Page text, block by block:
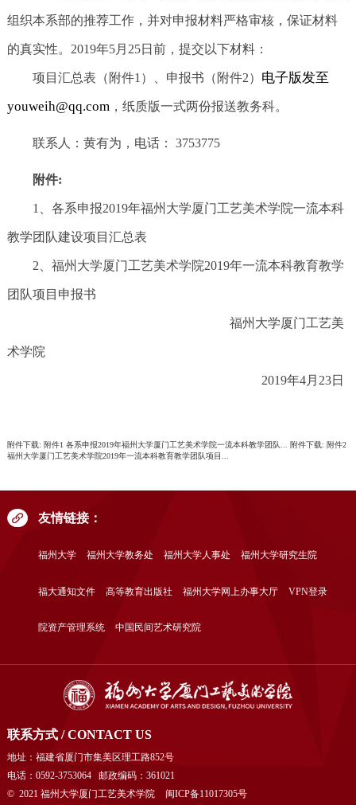
组织本系部的推荐工作，并对申报材料严格审核，保证材料
的真实性。2019年5月25日前，提交以下材料：
项目汇总表（附件1）、申报书（附件2） 电子版发至
youweih@qq.com ，纸质版一式两份报送教务科。
联系人：黄有为，电话： 3753775
附件:
1、各系申报2019年福州大学厦门工艺美术学院一流本科
教学团队建设项目汇总表
2、福州大学厦门工艺美术学院2019年一流本科教育教学
团队项目申报书
福州大学厦门工艺美
术学院
2019年4月23日
附件下载: 附件1 各系申报2019年福州大学厦门工艺美术学院一流本科教学团队... 附件下载: 附件2
福州大学厦门工艺美术学院2019年一流本科教育教学团队项目...
友情链接：
福州大学 福州大学教务处 福州大学人事处 福州大学研究生院
福大通知文件 高等教育出版社 福州大学网上办事大厅 VPN登录
院资产管理系统 中国民间艺术研究院
联系方式 / CONTACT US
地址：福建省厦门市集美区理工路852号
电话：0592-3753064 邮政编码：361021
© 2021 福州大学厦门工艺美术学院
闽ICP备11017305号